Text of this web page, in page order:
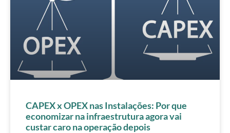
CAPEX x OPEX nas Instalações: Por que
economizar na infraestrutura agora vai
custar caro na operação depois